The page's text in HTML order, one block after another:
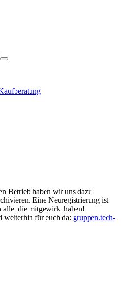
Betrieb haben wir uns dazu
Eine Neuregistrierung ist
alle, die mitgewirkt haben!
weiterhin für euch da: gruppen.tech-